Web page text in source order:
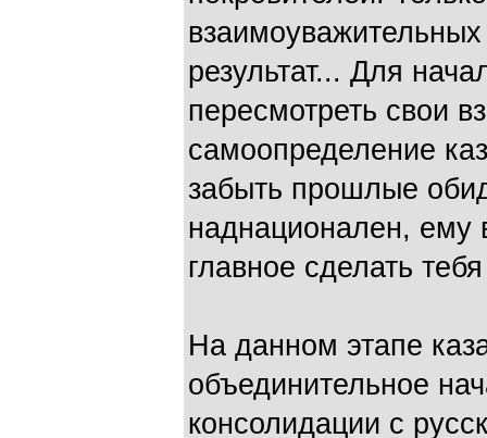
результат... Для
пересмотреть свои
самоопределение
забыть прошлые
наднационален, ему
главное сделать
На данном этапе
объединительное
консолидации с